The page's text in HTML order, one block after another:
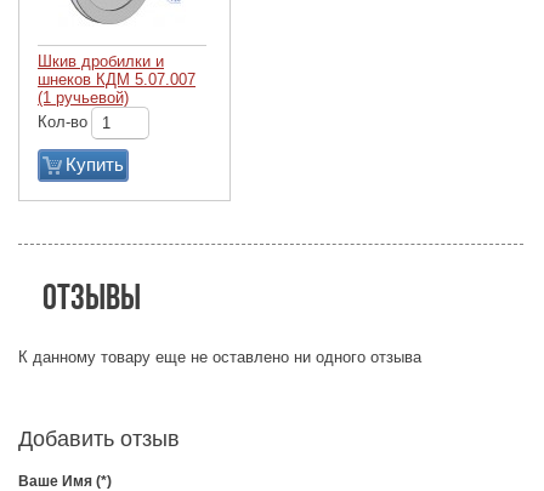
Шкив дробилки и
шнеков КДМ 5.07.007
(1 ручьевой)
Кол-во
Купить
Отзывы
К данному товару еще не оставлено ни одного отзыва
Добавить отзыв
Ваше Имя (*)